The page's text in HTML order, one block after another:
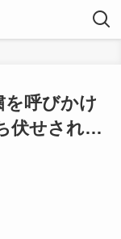
を呼びかけ
伏せされ…